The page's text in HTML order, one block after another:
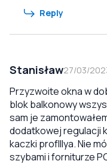
Reply
Stanisław27/03/
Przyzwoite okna w
blok balkonowy
sam je
dodatkowej regulacji
kaczki profIllya. Nie
szybami i forniturze